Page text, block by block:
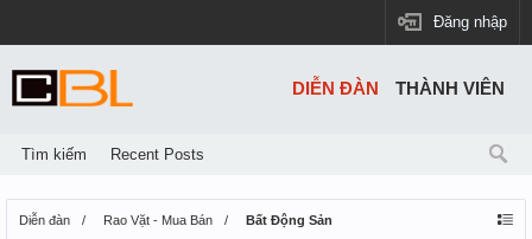
Đăng nhập
Diễn đàn Rao Vặt - Mua Bán Bất Động Sản
DIỄN ĐÀN
Tìm kiếm Recent Posts
THÀNH VIÊN